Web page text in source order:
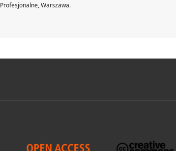
Profesjonalne, Warszawa.